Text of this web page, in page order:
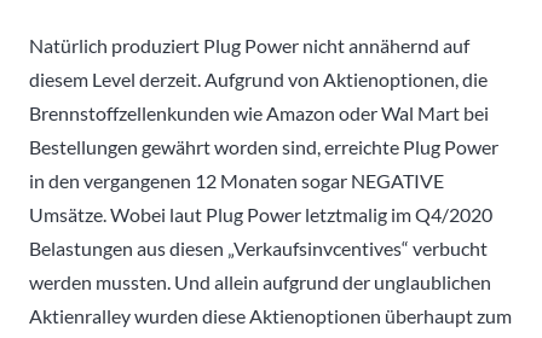
Natürlich produziert Plug Power nicht annähernd auf
diesem Level derzeit. Aufgrund von Aktienoptionen, die
Brennstoffzellenkunden wie Amazon oder Wal Mart bei
Bestellungen gewährt worden sind, erreichte Plug Power
in den vergangenen 12 Monaten sogar NEGATIVE
Umsätze. Wobei laut Plug Power letztmalig im Q4/2020
Belastungen aus diesen „Verkaufsinvcentives“ verbucht
werden mussten. Und allein aufgrund der unglaublichen
Aktienralley wurden diese Aktienoptionen überhaupt zum